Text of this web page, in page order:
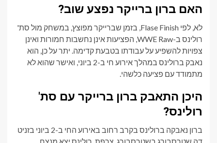
האם ברון ברייקר נפצע שוב?
לא, לפי Flase Finish, בזמן שברייקר מפוצץ, במשחק מול סת'
רולינס ב-WWE Raw, הפציעות אינן נחשבות חמורות ואינן
צפויות להשפיע על עבודתו בטבעת קדימה. יתר על כן, הוא
נאבק ברולינס במהלך אירוע חי ב-2 ביוני, ואישר שהוא לא
מתמודד עם פציעה כלשהי.
היכן התאבק ברון ברייקר עם סת'
רולינס?
ברון נאבקה ברולינס בקרב רחוב באירוע החי ב-2 ביוני בזניט